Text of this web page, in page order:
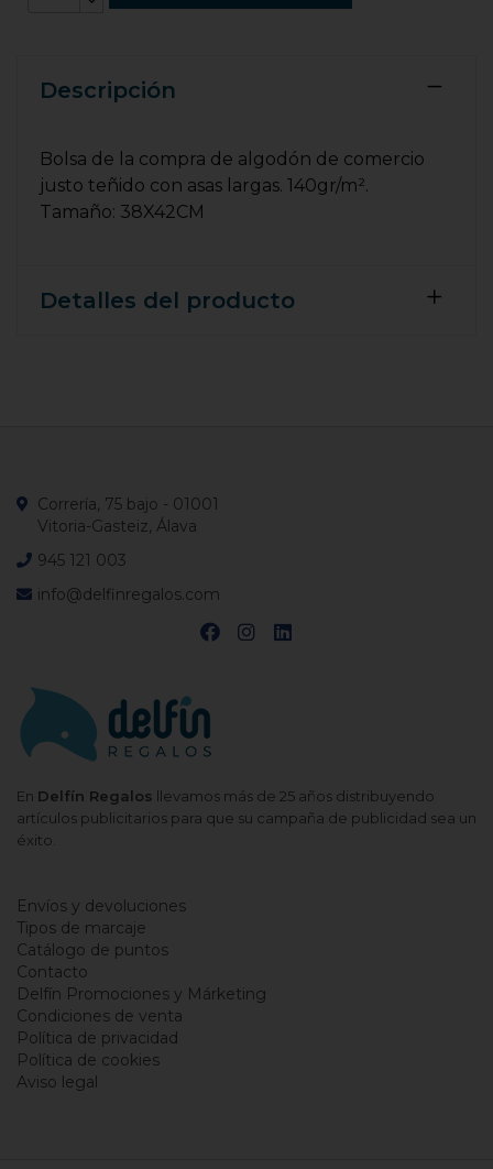
Descripción
Bolsa de la compra de algodón de comercio
justo teñido con asas largas. 140gr/m².
Tamaño: 38X42CM
Detalles del producto
En Delfín Regalos llevamos más de 25 años distribuyendo
artículos publicitarios para que su campaña de publicidad sea un
éxito.
Correría, 75 bajo - 01001
Vitoria-Gasteiz, Álava
945 121 003
info@delfinregalos.com
Envíos y devoluciones
Tipos de marcaje
Catálogo de puntos
Contacto
Delfín Promociones y Márketing
Condiciones de venta
Política de privacidad
Política de cookies
Aviso legal